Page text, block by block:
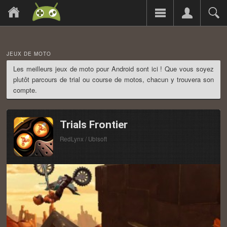
JEUX DE MOTO
Les meilleurs jeux de moto pour Android sont ici ! Que vous soyez
plutôt parcours de trial ou course de motos, chacun y trouvera son
compte.
Trials Frontier
RedLynx / Ubisoft